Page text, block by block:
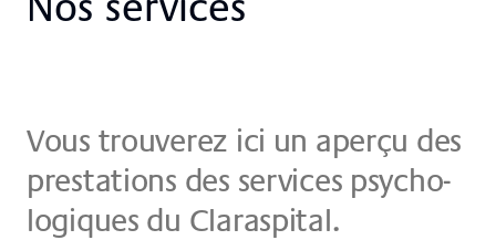
Vous trou­ver­ez ici un aper­çu des
pre­sta­ti­ons des ser­vices psy­cho­
lo­gi­ques du Claraspital.